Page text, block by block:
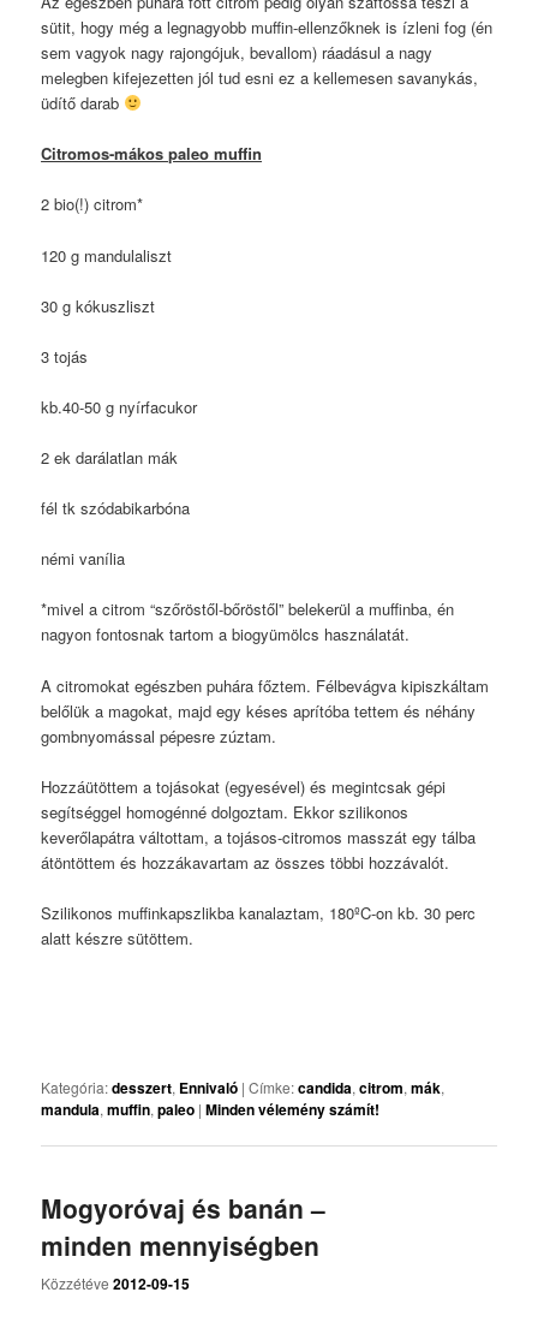
sütit, hogy még a legnagyobb muffin-ellenzőknek is ízleni fog (én
sem vagyok nagy rajongójuk, bevallom) ráadásul a nagy
melegben kifejezetten jól tud esni ez a kellemesen savanykás,
üdítő darab
Citromos-mákos paleo muffin
2 bio(!) citrom*
120 g mandulaliszt
30 g kókuszliszt
3 tojás
kb.40-50 g nyírfacukor
2 ek darálatlan mák
fél tk szódabikarbóna
némi vanília
*mivel a citrom “szőröstől-bőröstől” belekerül a muffinba, én
nagyon fontosnak tartom a biogyümölcs használatát.
A citromokat egészben puhára főztem. Félbevágva kipiszkáltam
belőlük a magokat, majd egy késes aprítóba tettem és néhány
gombnyomással pépesre zúztam.
Hozzáütöttem a tojásokat (egyesével) és megintcsak gépi
segítséggel homogénné dolgoztam. Ekkor szilikonos
keverőlapátra váltottam, a tojásos-citromos masszát egy tálba
átöntöttem és hozzákavartam az összes többi hozzávalót.
Szilikonos muffinkapszlikba kanalaztam, 180ºC-on kb. 30 perc
alatt készre sütöttem.
Kategória:desszert, Ennivaló |Címke:candida,citrom,mák,
mandula,muffin,paleo |Minden vélemény számít!
Mogyoróvaj és banán –
minden mennyiségben
Közzétéve2012-09-15